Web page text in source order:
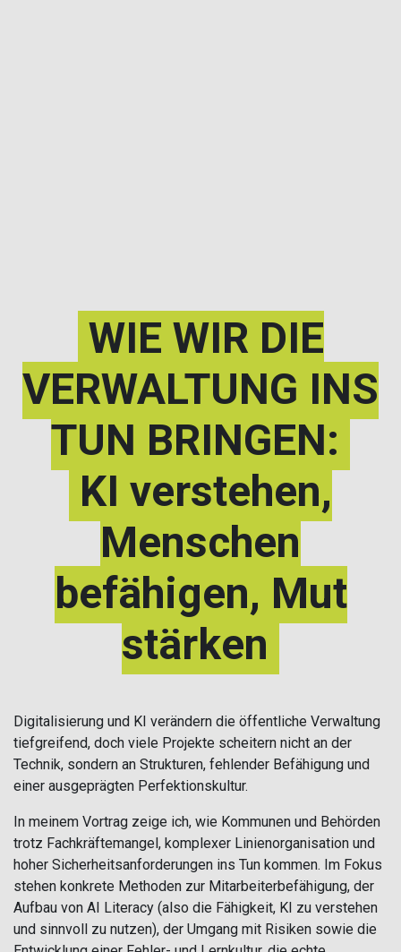
WIE WIR DIE
VERWALTUNG INS
TUN BRINGEN:
KI verstehen,
Menschen
befähigen, Mut
stärken
Digitalisierung und KI verändern die öffentliche Verwaltung
tiefgreifend, doch viele Projekte scheitern nicht an der
Technik, sondern an Strukturen, fehlender Befähigung und
einer ausgeprägten Perfektionskultur.
In meinem Vortrag zeige ich, wie Kommunen und Behörden
trotz Fachkräftemangel, komplexer Linienorganisation und
hoher Sicherheitsanforderungen ins Tun kommen. Im Fokus
stehen konkrete Methoden zur Mitarbeiterbefähigung, der
Aufbau von AI Literacy (also die Fähigkeit, KI zu verstehen
und sinnvoll zu nutzen), der Umgang mit Risiken sowie die